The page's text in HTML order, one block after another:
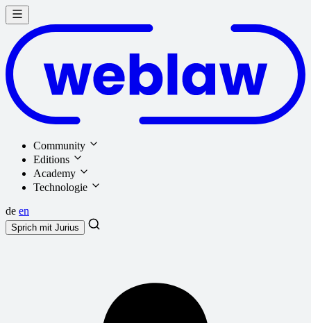
Community
Editions
Academy
Technologie
de en
Sprich mit Jurius